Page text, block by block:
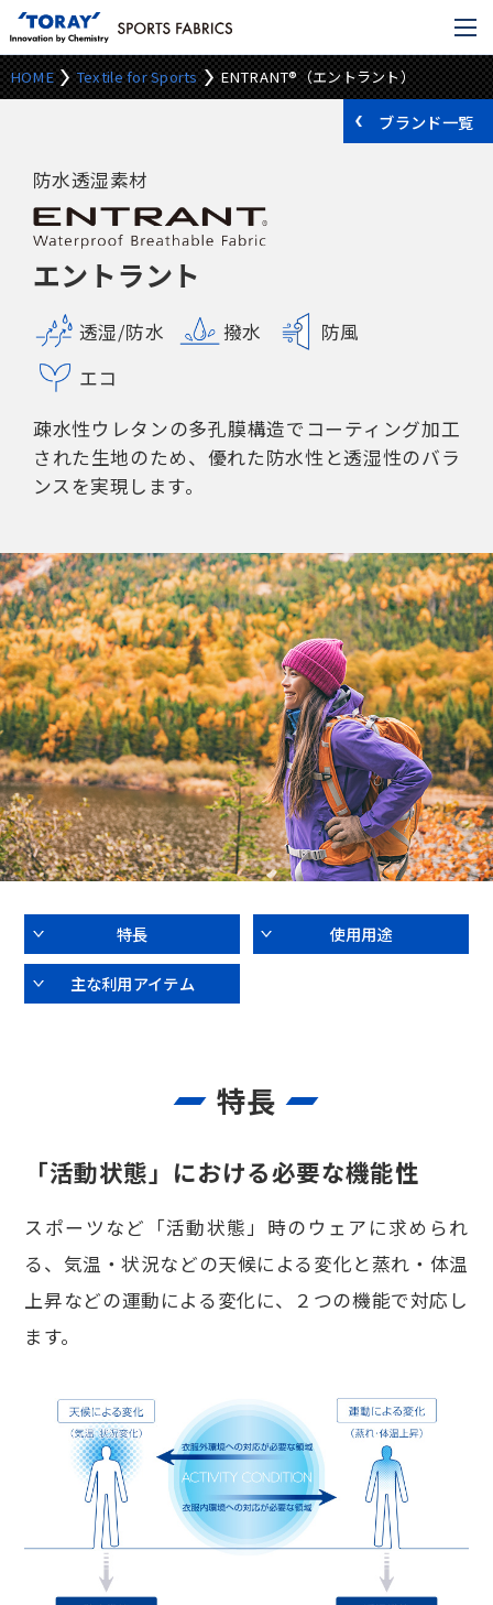
HOME Textile for Sports ENTRANT®（エントラント）
ブランド一覧
防水透湿素材
エントラント
透湿/防水 撥水
防風
エコ
疎水性ウレタンの多孔膜構造でコーティング加工
された生地のため、優れた防水性と透湿性のバラ
ンスを実現します。
特長 使用用途
主な利用アイテム
特長
「活動状態」における必要な機能性
スポーツなど「活動状態」時のウェアに求められ
る、気温・状況などの天候による変化と蒸れ・体温
上昇などの運動による変化に、２つの機能で対応し
ます。